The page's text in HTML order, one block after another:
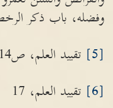
وفضله، باب ذكر
[5]
تقييد العلم، ص14
[6]
تقييد العلم، 17